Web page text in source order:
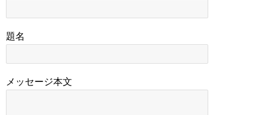
題名
メッセージ本文